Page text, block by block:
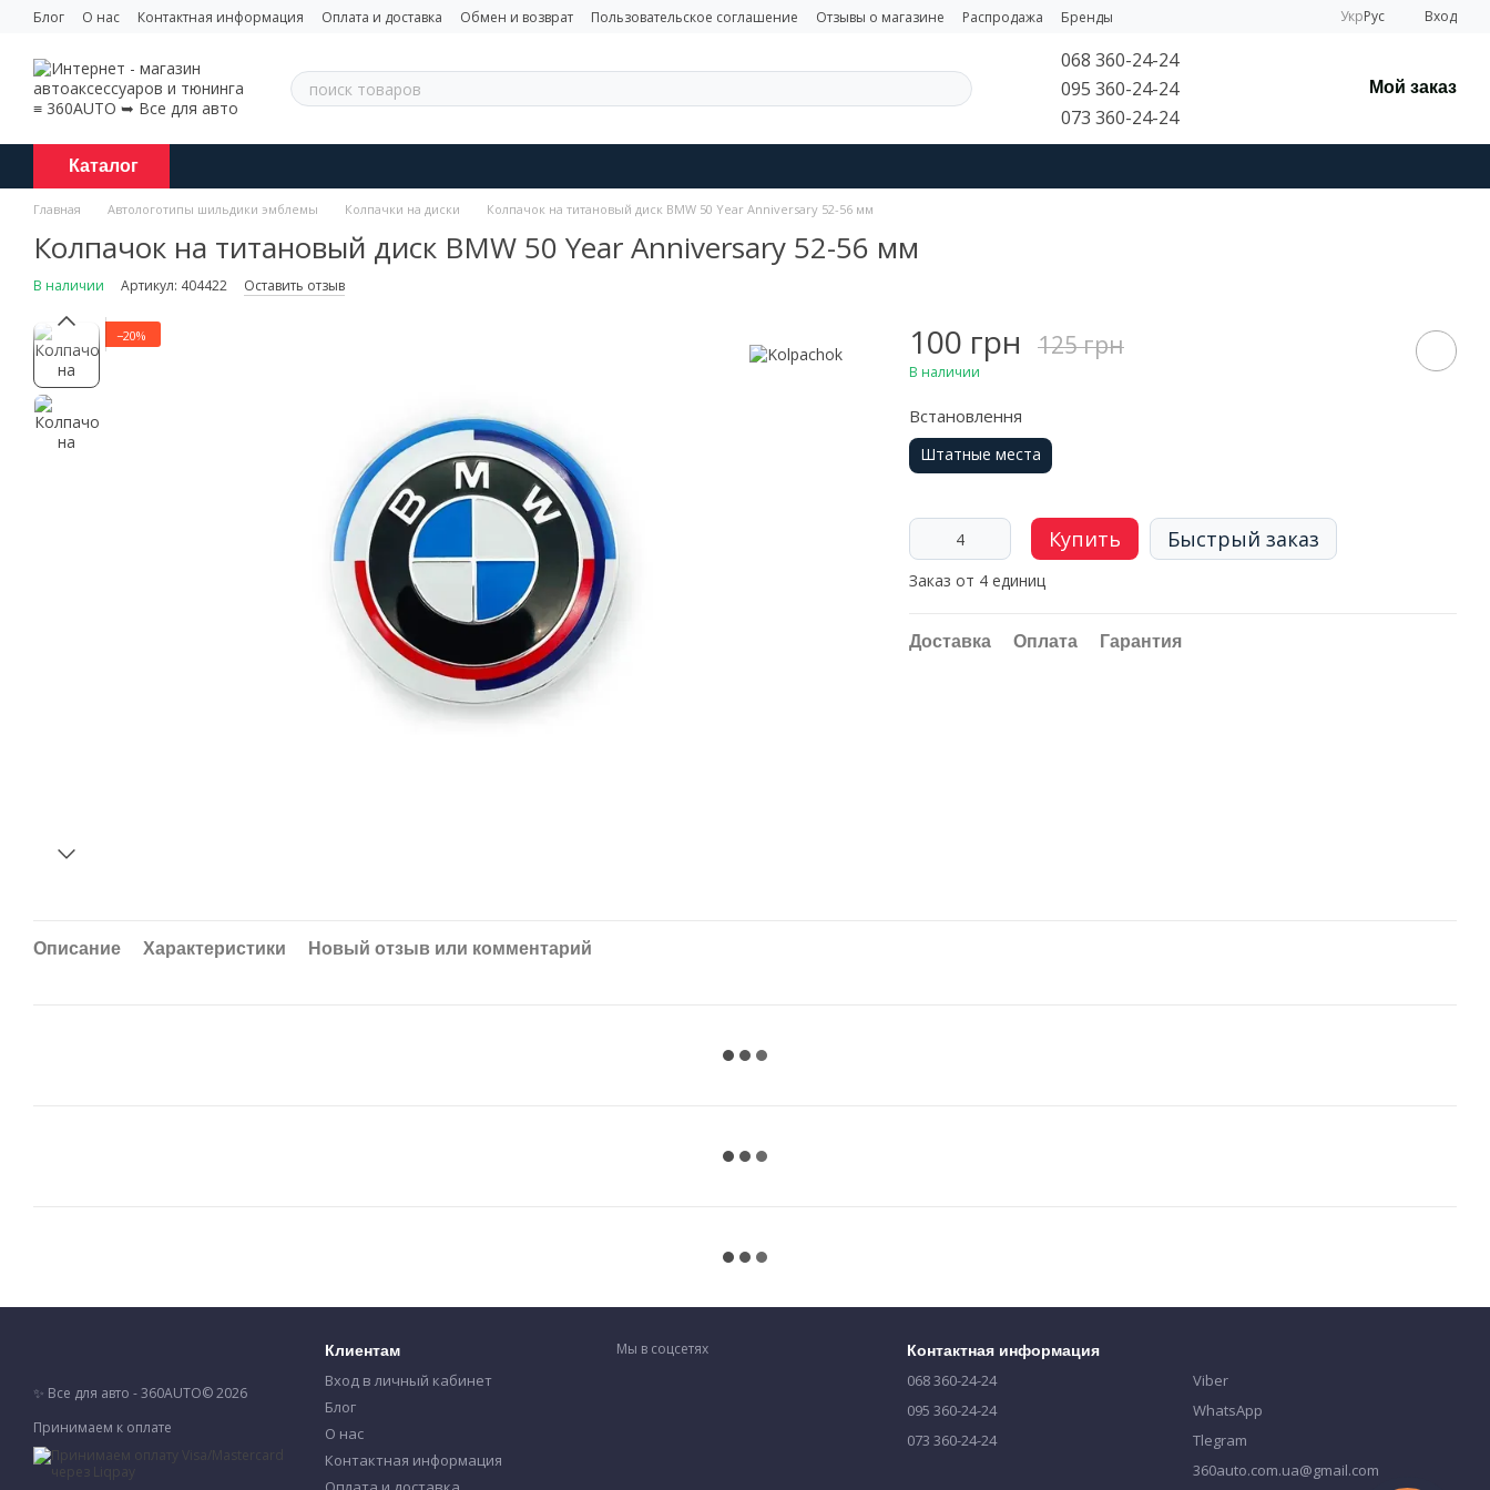
Перейти к основному контенту
Блог О нас Контактная информация Оплата и доставка Обмен и возврат Пользовательское соглашение Отзывы о магазине Распродажа Бренды УкрРус Вход
068 360-24-24
095 360-24-24
073 360-24-24
Мой заказ
Каталог
Главная Автологотипы шильдики эмблемы Колпачки на диски Колпачок на титановый диск BMW 50 Year Anniversary 52-56 мм
Колпачок на титановый диск BMW 50 Year Anniversary 52-56 мм
В наличии Артикул: 404422 Оставить отзыв
−20% 100 грн 125 грн
В наличии
Встановлення
Штатные места
Купить Быстрый заказ
Заказ от 4 единиц
Доставка Оплата Гарантия
Описание Характеристики Новый отзыв или комментарий
✨ Все для авто - 360AUTO© 2026
Принимаем к оплате
Клиентам
Вход в личный кабинет
Блог
О нас
Контактная информация
Мы в соцсетях Контактная информация
068 360-24-24
095 360-24-24
073 360-24-24
Viber
WhatsApp
Tlegram
360auto.com.ua@gmail.com